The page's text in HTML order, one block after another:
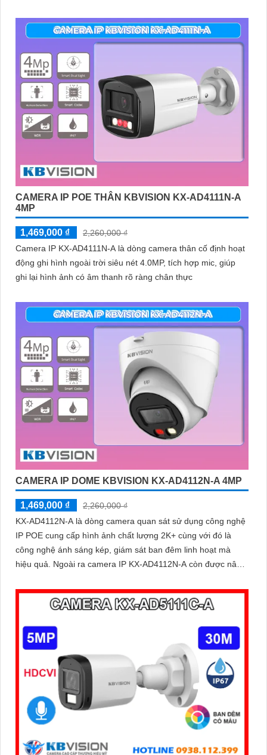
CAMERA IP POE THÂN KBVISION KX-AD4111N-A
4MP
1,469,000 ₫
2,260,000 ₫
Camera IP KX-AD4111N-A là dòng camera thân cố định hoạt
động ghi hình ngoài trời siêu nét 4.0MP, tích hợp mic, giúp
ghi lại hình ảnh có âm thanh rõ ràng chân thực
CAMERA IP DOME KBVISION KX-AD4112N-A 4MP
1,469,000 ₫
2,260,000 ₫
KX-AD4112N-A là dòng camera quan sát sử dụng công nghệ
IP POE cung cấp hình ảnh chất lượng 2K+ cùng với đó là
công nghệ ánh sáng kép, giám sát ban đêm linh hoạt mà
hiệu quả. Ngoài ra camera IP KX-AD4112N-A còn được nâng
người chính xác